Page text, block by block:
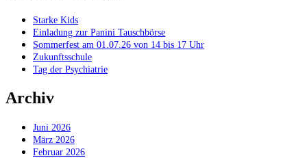
Starke Kids
Einladung zur Panini Tauschbörse
Sommerfest am 01.07.26 von 14 bis 17 Uhr
Zukunftsschule
Tag der Psychiatrie
Archiv
Juni 2026
März 2026
Februar 2026